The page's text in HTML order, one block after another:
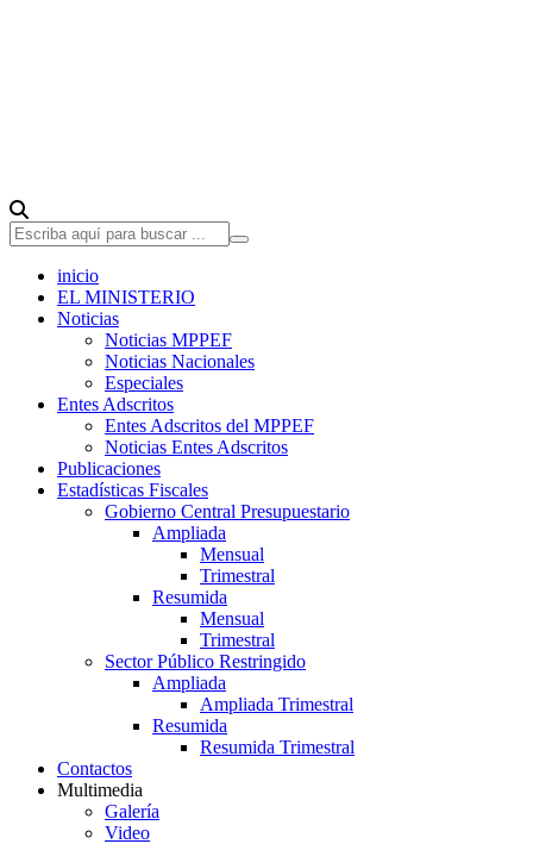
inicio
EL MINISTERIO
Noticias
Noticias MPPEF
Noticias Nacionales
Especiales
Entes Adscritos
Entes Adscritos del MPPEF
Noticias Entes Adscritos
Publicaciones
Estadísticas Fiscales
Gobierno Central Presupuestario
Ampliada
Mensual
Trimestral
Resumida
Mensual
Trimestral
Sector Público Restringido
Ampliada
Ampliada Trimestral
Resumida
Resumida Trimestral
Contactos
Multimedia
Galería
Video